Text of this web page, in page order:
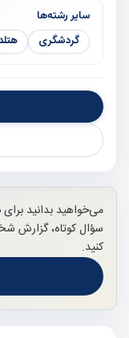
سایر رشته‌ها
گردشگری
می‌خواهید بدانید برای
سؤال کوتاه، گزارش
کنید.